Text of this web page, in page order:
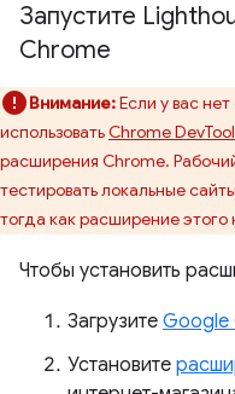
Запустите
Chrome
Внимание:Если у вас
использоватьChrome
расширения Chrome.
тестировать локальные
тогда как расширение этого
Чтобы установить
Загрузите Google
Установите